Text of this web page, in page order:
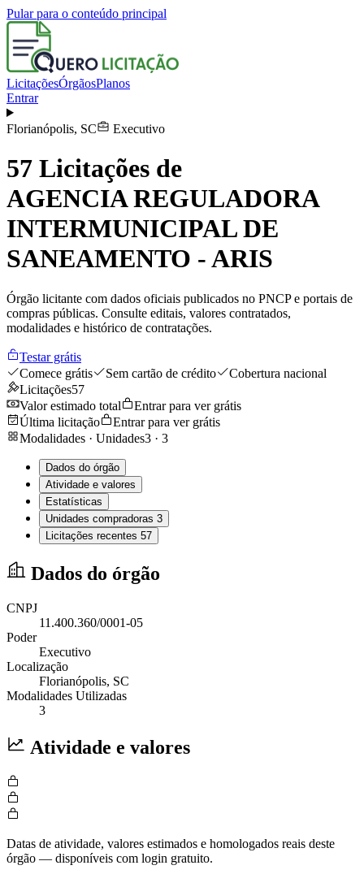
Pular para o conteúdo principal
LicitaçõesÓrgãosPlanos
Entrar
Florianópolis, SC Executivo
57 Licitações de
AGENCIA REGULADORA
INTERMUNICIPAL DE
SANEAMENTO - ARIS
Órgão licitante com dados oficiais publicados no PNCP e portais de
compras públicas. Consulte editais, valores contratados,
modalidades e histórico de contratações.
Testar grátis
Comece grátis
Sem cartão de crédito
Cobertura nacional
Licitações57
Valor estimado total
Entrar para ver grátis
Última licitação
Entrar para ver grátis
Modalidades · Unidades3 · 3
Dados do órgão
Atividade e valores
Estatísticas
Unidades compradoras 3
Licitações recentes 57
Dados do órgão
CNPJ
11.400.360/0001-05
Poder
Executivo
Localização
Florianópolis, SC
Modalidades Utilizadas
3
Atividade e valores
Datas de atividade, valores estimados e homologados reais deste
órgão — disponíveis com login gratuito.